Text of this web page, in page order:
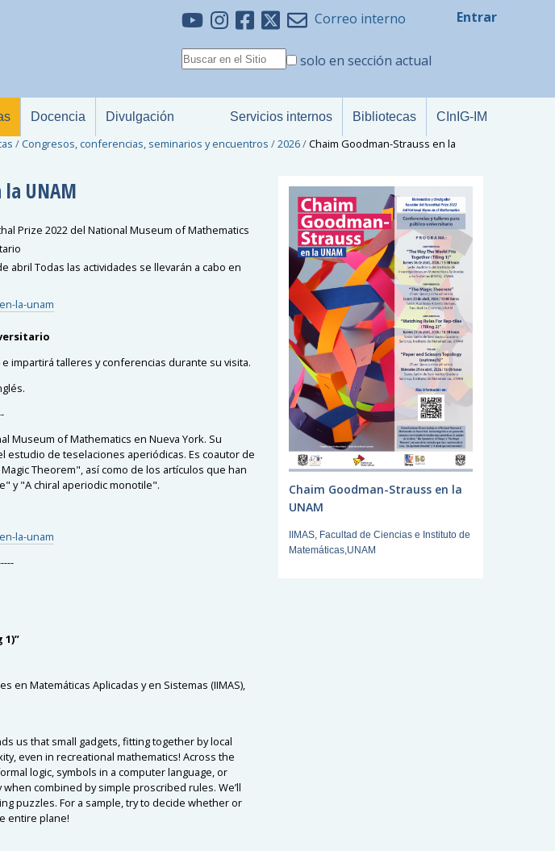
Correo interno
solo en sección actual
Entrar
Docencia Divulgación Servicios internos Bibliotecas CInIG-IM
/ Congresos, conferencias, seminarios y encuentros /2026/Chaim Goodman-Strauss en la
la UNAM
Prize 2022 del National Museum of Mathematics
abril Todas las actividades se llevarán a cabo en
la-unam
impartirá talleres y conferencias durante su visita.
Museum of Mathematics en Nueva York. Su
estudio de teselaciones aperiódicas. Es coautor de
Theorem", así como de los artículos que han
y "A chiral aperiodic monotile".
la-unam
en Matemáticas Aplicadas y en Sistemas (IIMAS),
us that small gadgets, fitting together by local
even in recreational mathematics! Across the
logic, symbols in a computer language, or
combined by simple proscribed rules. We’ll
puzzles. For a sample, try to decide whether or
entire plane!
Chaim Goodman-Strauss en la
UNAM
IIMAS, Facultad de Ciencias e Instituto de
Matemáticas,UNAM